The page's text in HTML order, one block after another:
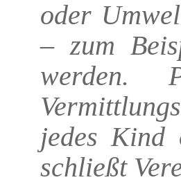
oder
– zum
werden.
jedes Kind
schließt